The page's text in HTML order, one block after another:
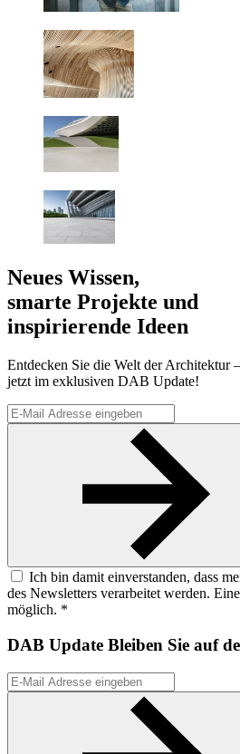
Neues Wissen,
smarte Projekte und
inspirierende Ideen
Entdecken Sie die Welt der Architektur –
jetzt im exklusiven DAB Update!
Ich bin damit einverstanden, dass
des Newsletters verarbeitet werden.
möglich. *
DAB Update Bleiben Sie auf